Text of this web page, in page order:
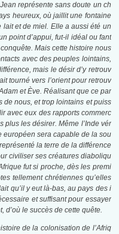
représente sans doute un ch
heureux, où jaillit une fontaine
et de miel. Elle a aussi été un
point d’appui, fut-il idéal ou fant
Mais cette histoire nous
avec des peuples lointains,
mais le désir d’y retrouv
tourné vers l’orient pour retrouv
et Ève. Réalisant que ce par
de nous, et trop lointains et puiss
avec eux des rapports commerc
plus les désirer. Même l’Inde vér
européen sera capable de la sou
la terre de la différence
civiliser ses créatures diaboliqu
fut si proche, dès les premi
tellement chrétiennes qu’elles
qu’il y eut là-bas, au pays des i
et suffisant pour essayer
d’où le succès de cette quête.
de la colonisation de l’Afriq